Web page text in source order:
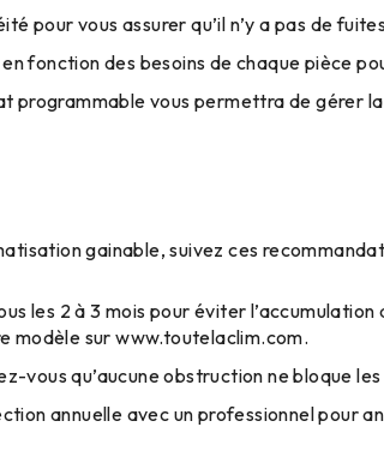
pour vous assurer qu’il n’y a pas de
fonction des besoins de chaque pièce
programmable vous permettra de gérer
gainable, suivez ces
les 2 à 3 mois pour éviter
modèle surwww.toutelaclim.com.
vous qu’aucune obstruction ne bloque
annuelle avec un professionnel pour